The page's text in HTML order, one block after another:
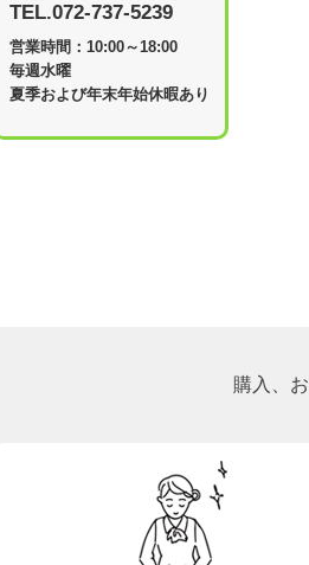
TEL.072-737-5239
営業時間：10:00～18:00
毎週水曜
夏季および年末年始休暇あり
購入、